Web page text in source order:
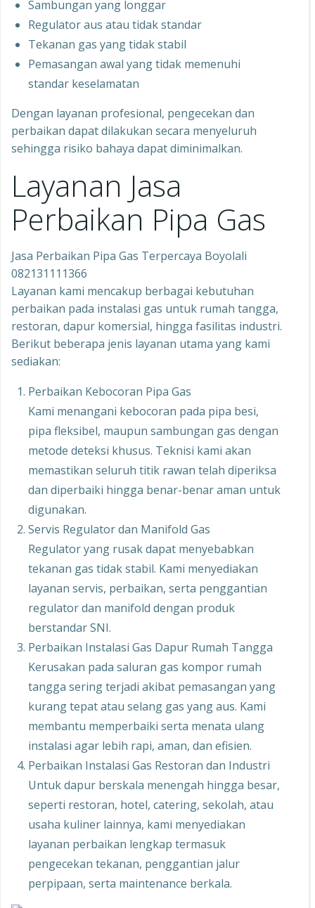
Sambungan yang longgar
Regulator aus atau tidak standar
Tekanan gas yang tidak stabil
Pemasangan awal yang tidak memenuhi
standar keselamatan
Dengan layanan profesional, pengecekan dan
perbaikan dapat dilakukan secara menyeluruh
sehingga risiko bahaya dapat diminimalkan.
Layanan Jasa
Perbaikan Pipa Gas
Jasa Perbaikan Pipa Gas Terpercaya Boyolali
082131111366
Layanan kami mencakup berbagai kebutuhan
perbaikan pada instalasi gas untuk rumah tangga,
restoran, dapur komersial, hingga fasilitas industri.
Berikut beberapa jenis layanan utama yang kami
sediakan:
Perbaikan Kebocoran Pipa Gas
Kami menangani kebocoran pada pipa besi,
pipa fleksibel, maupun sambungan gas dengan
metode deteksi khusus. Teknisi kami akan
memastikan seluruh titik rawan telah diperiksa
dan diperbaiki hingga benar-benar aman untuk
digunakan.
Servis Regulator dan Manifold Gas
Regulator yang rusak dapat menyebabkan
tekanan gas tidak stabil. Kami menyediakan
layanan servis, perbaikan, serta penggantian
regulator dan manifold dengan produk
berstandar SNI.
Perbaikan Instalasi Gas Dapur Rumah Tangga
Kerusakan pada saluran gas kompor rumah
tangga sering terjadi akibat pemasangan yang
kurang tepat atau selang gas yang aus. Kami
membantu memperbaiki serta menata ulang
instalasi agar lebih rapi, aman, dan efisien.
Perbaikan Instalasi Gas Restoran dan Industri
Untuk dapur berskala menengah hingga besar,
seperti restoran, hotel, catering, sekolah, atau
usaha kuliner lainnya, kami menyediakan
layanan perbaikan lengkap termasuk
pengecekan tekanan, penggantian jalur
perpipaan, serta maintenance berkala.